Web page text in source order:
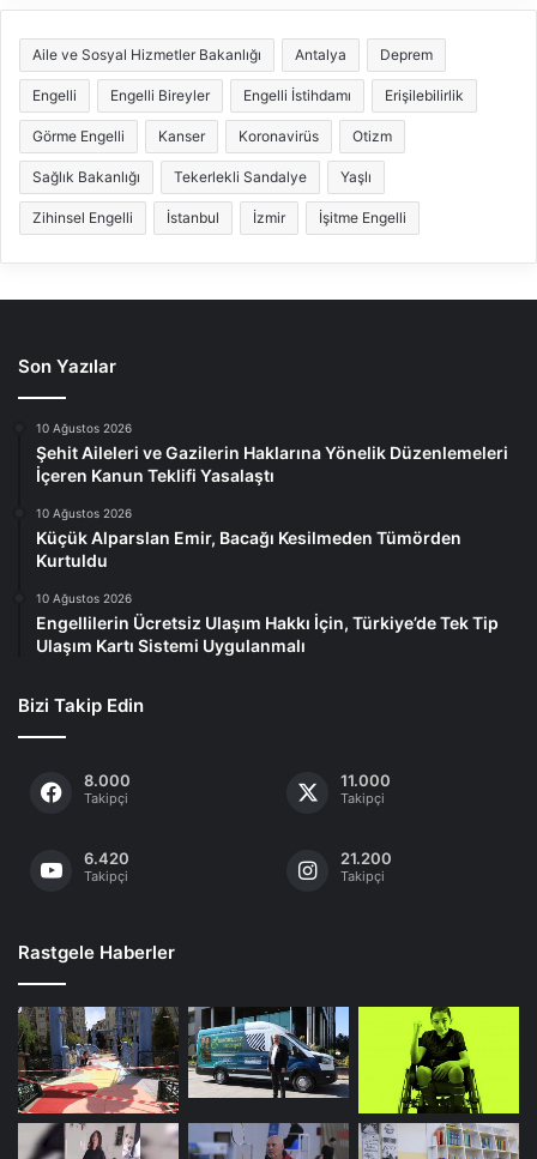
Aile ve Sosyal Hizmetler Bakanlığı Antalya Deprem
Engelli Engelli Bireyler Engelli İstihdamı Erişilebilirlik
Görme Engelli Kanser Koronavirüs Otizm
Sağlık Bakanlığı Tekerlekli Sandalye Yaşlı
Zihinsel Engelli İstanbul İzmir İşitme Engelli
Son Yazılar
10 Ağustos 2026
Şehit Aileleri ve Gazilerin Haklarına Yönelik Düzenlemeleri
İçeren Kanun Teklifi Yasalaştı
10 Ağustos 2026
Küçük Alparslan Emir, Bacağı Kesilmeden Tümörden
Kurtuldu
10 Ağustos 2026
Engellilerin Ücretsiz Ulaşım Hakkı İçin, Türkiye’de Tek Tip
Ulaşım Kartı Sistemi Uygulanmalı
Bizi Takip Edin
8.000
Takipçi
11.000
Takipçi
6.420
Takipçi
21.200
Takipçi
Rastgele Haberler